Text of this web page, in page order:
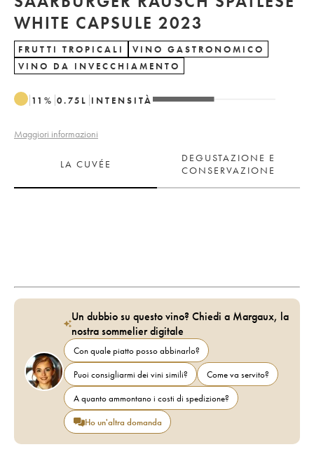
WHITE CAPSULE 2023
FRUTTI TROPICALI
VINO GASTRONOMICO
VINO DA INVECCHIAMENTO
11 % 0.75 L INTENSITÀ
Maggiori informazioni
LA CUVÉE
DEGUSTAZIONE E
CONSERVAZIONE
Un dubbio su questo vino? Chiedi a Margaux, la
nostra sommelier digitale
Con quale piatto posso abbinarlo?
Puoi consigliarmi dei vini simili?
Come va servito?
A quanto ammontano i costi di spedizione?
Ho un'altra domanda